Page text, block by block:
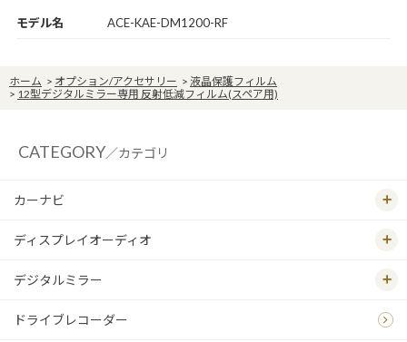
モデル名 ACE-KAE-DM1200-RF
ホーム > オプション/アクセサリー > 液晶保護フィルム
> 12型デジタルミラー専用 反射低減フィルム(スペア用)
CATEGORY／カテゴリ
カーナビ
ディスプレイオーディオ
デジタルミラー
ドライブレコーダー